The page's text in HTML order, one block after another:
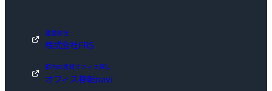
運営会社
株式会社FRS
都内の賃貸オフィス探し
オフィス移転navi